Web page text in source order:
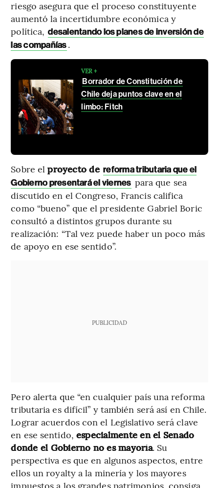
riesgo asegura que el proceso constituyente
aumentó la incertidumbre económica y
política, desalentando los planes de inversión de
las compañías.
VER +
Borrador de Constitución de
Chile deja puntos clave en el
limbo: Fitch
Sobre elproyecto de reforma tributaria que el
Gobierno presentará el viernes para que sea
discutido en el Congreso, Francis califica
como “bueno” que el presidente Gabriel Boric
consultó a distintos grupos durante su
realización: “Tal vez puede haber un poco más
de apoyo en ese sentido”.
PUBLICIDAD
Pero alerta que “en cualquier país una reforma
tributaria es difícil” y también será así en Chile.
Lograr acuerdos con el Legislativo será clave
en ese sentido, especialmente en el Senado
donde el Gobierno no es mayoría. Su
perspectiva es que en algunos aspectos, entre
ellos un royalty a la minería y los mayores
impuestos a los grandes patrimonios, consiga